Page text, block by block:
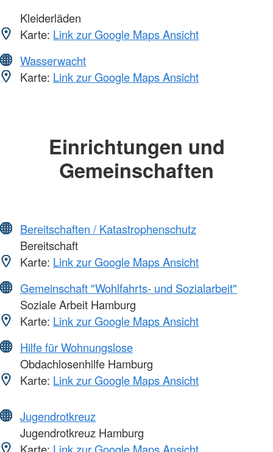
Kleiderläden
Karte: Link zur Google Maps Ansicht
Wasserwacht
Karte: Link zur Google Maps Ansicht
Einrichtungen und
Gemeinschaften
Bereitschaften / Katastrophenschutz
Bereitschaft
Karte: Link zur Google Maps Ansicht
Gemeinschaft "Wohlfahrts- und Sozialarbeit"
Soziale Arbeit Hamburg
Karte: Link zur Google Maps Ansicht
Hilfe für Wohnungslose
Obdachlosenhilfe Hamburg
Karte: Link zur Google Maps Ansicht
Jugendrotkreuz
Jugendrotkreuz Hamburg